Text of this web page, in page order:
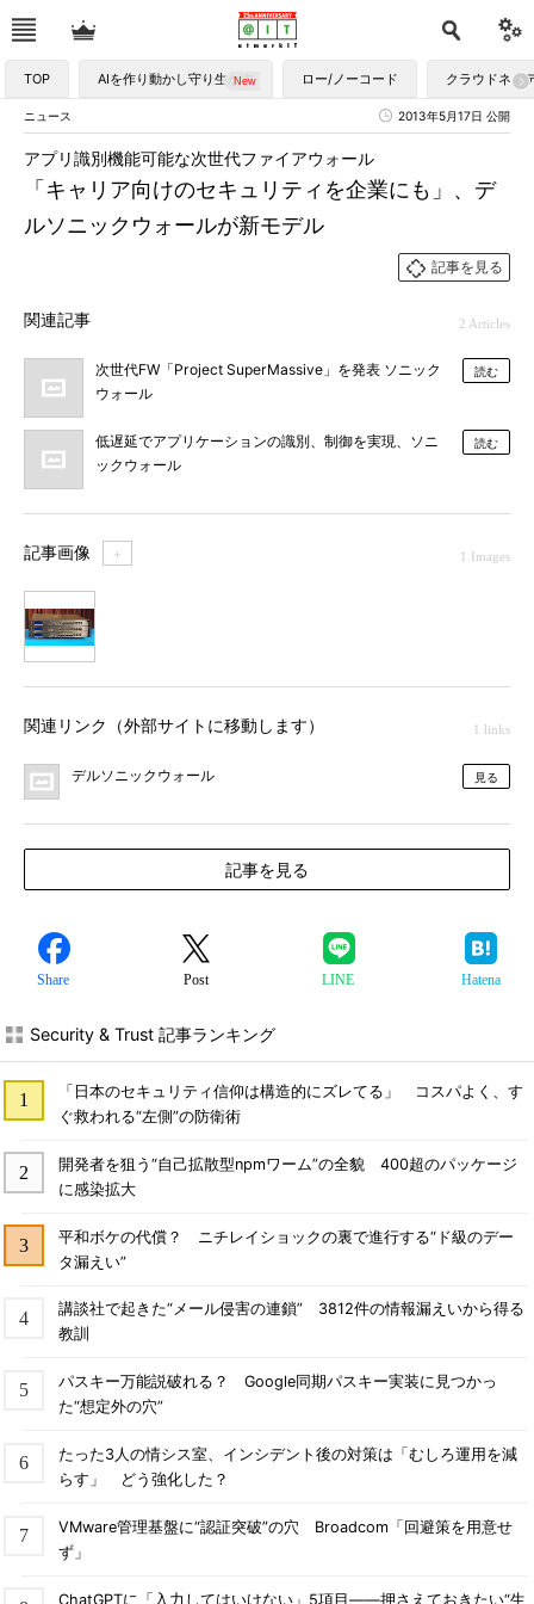
TOP AIを作り動かし守り生かす ロー/ノーコード クラウドネイ
ニュース 2013年5月17日 公開
「キャリア向けのセキュリティを企業にも」、デ
ルソニックウォールが新モデル
アプリ識別機能可能な次世代ファイアウォール
記事を見る
関連記事 2 Articles
次世代FW「Project SuperMassive」を発表 ソニック
ウォール
読む
低遅延でアプリケーションの識別、制御を実現、ソニ
ックウォール
読む
記事画像 ＋ 1 Images
関連リンク（外部サイトに移動します） 1 links
デルソニックウォール 見る
記事を見る
Share Post LINE Hatena
Security & Trust 記事ランキング
「日本のセキュリティ信仰は構造的にズレてる」 コスパよく、す
ぐ救われる“左側”の防衛術
開発者を狙う“自己拡散型npmワーム”の全貌 400超のパッケージ
に感染拡大
平和ボケの代償？ ニチレイショックの裏で進行する“ド級のデー
タ漏えい”
講談社で起きた“メール侵害の連鎖” 3812件の情報漏えいから得る
教訓
パスキー万能説破れる？ Google同期パスキー実装に見つかっ
た“想定外の穴”
たった3人の情シス室、インシデント後の対策は「むしろ運用を減
らす」 どう強化した？
VMware管理基盤に“認証突破”の穴 Broadcom「回避策を用意せ
ず」
ChatGPTに「入力してはいけない」5項目――押さえておきたい“生